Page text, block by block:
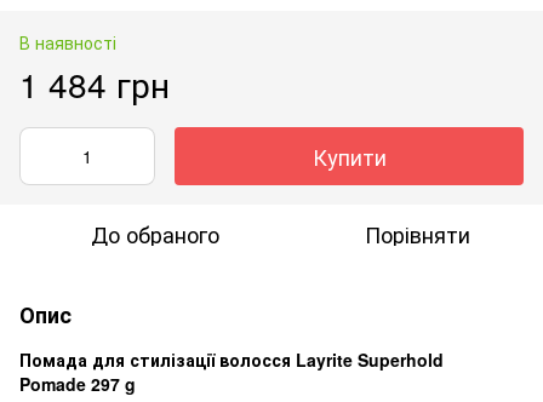
В наявності
1 484 грн
Купити
До обраного Порівняти
Опис
Помада для стилізації волосся Layrite Superhold
Pomade 297 g